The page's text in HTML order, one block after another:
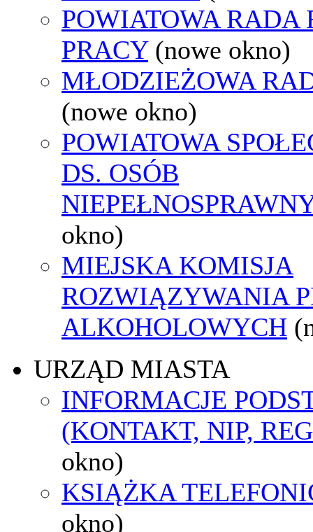
POWIATOWA RADA
PRACY (nowe okno)
MŁODZIEŻOWA
(nowe okno)
POWIATOWA
DS. OSÓB
okno)
MIEJSKA KOMISJA
ROZWIĄZYWANIA
ALKOHOLOWYCH
URZĄD MIASTA
INFORMACJE
(KONTAKT, NIP,
okno)
KSIĄŻKA
okno)